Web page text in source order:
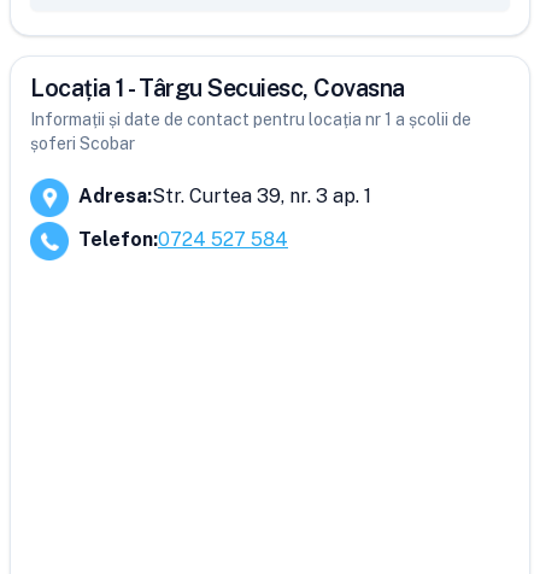
Locația 1 - Târgu Secuiesc, Covasna
Informații și date de contact pentru locația nr 1 a școlii de
șoferi Scobar
Adresa:Str. Curtea 39, nr. 3 ap. 1
Telefon:0724 527 584